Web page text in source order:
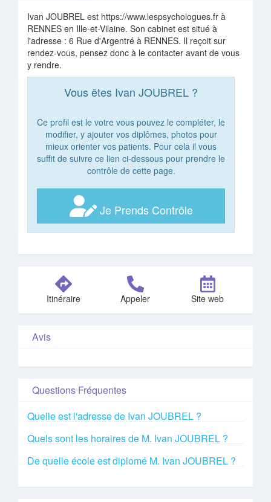
Ivan JOUBREL est https://www.lespsychologues.fr à
RENNES en Ille-et-Vilaine. Son cabinet est situé à
l'adresse : 6 Rue d'Argentré à RENNES. Il reçoit sur
rendez-vous, pensez donc à le contacter avant de vous
y rendre.
Vous êtes Ivan JOUBREL ?
Ce profil est le votre vous pouvez le compléter, le
modifier, y ajouter vos diplômes, photos pour
mieux orienter vos patients. Pour cela il vous
suffit de suivre ce lien ci-dessous pour prendre le
contrôle de cette page.
Je Prends Contrôle
Itinéraire Appeler Site web
Avis
Questions Fréquentes
Quelle est l'adresse de Ivan JOUBREL ?
Quels sont les horaires de M. Ivan JOUBREL ?
De quelle école est diplomé M. Ivan JOUBREL ?